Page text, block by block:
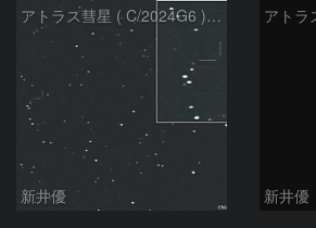
アトラス彗星 ( C/2024G6 )：2026/07/08
新井優 新井優